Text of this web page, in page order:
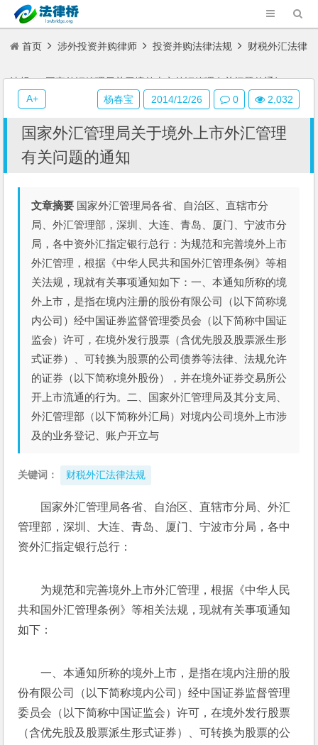
首页 涉外投资并购律师 投资并购法律法规 财税外汇法律
法规 国家外汇管理局关于境外上市外汇管理有关问题的通知
国家外汇管理局关于境外上市外汇管理
有关问题的通知
文章摘要 国家外汇管理局各省、自治区、直辖市分
局、外汇管理部，深圳、大连、青岛、厦门、宁波市分
局，各中资外汇指定银行总行：为规范和完善境外上市
外汇管理，根据《中华人民共和国外汇管理条例》等相
关法规，现就有关事项通知如下：一、本通知所称的境
外上市，是指在境内注册的股份有限公司（以下简称境
内公司）经中国证券监督管理委员会（以下简称中国证
监会）许可，在境外发行股票（含优先股及股票派生形
式证券）、可转换为股票的公司债券等法律、法规允许
的证券（以下简称境外股份），并在境外证券交易所公
开上市流通的行为。二、国家外汇管理局及其分支局、
外汇管理部（以下简称外汇局）对境内公司境外上市涉
及的业务登记、账户开立与
关键词： 财税外汇法律法规
国家外汇管理局各省、自治区、直辖市分局、外汇
管理部，深圳、大连、青岛、厦门、宁波市分局，各中
资外汇指定银行总行：
为规范和完善境外上市外汇管理，根据《中华人民
共和国外汇管理条例》等相关法规，现就有关事项通知
如下：
一、本通知所称的境外上市，是指在境内注册的股
份有限公司（以下简称境内公司）经中国证券监督管理
委员会（以下简称中国证监会）许可，在境外发行股票
（含优先股及股票派生形式证券）、可转换为股票的公
杨春宝 2014/12/26 0 2,032
A+